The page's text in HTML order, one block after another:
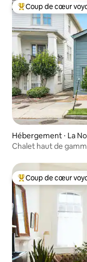
Coups de cœur
Coup de cœur
Hébergement ⋅ La
Chalet haut de
Coups de cœur
Coup de cœur